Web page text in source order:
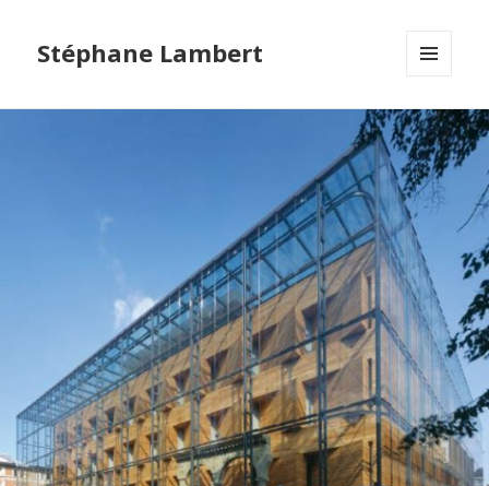
Stéphane Lambert
WIDGETS